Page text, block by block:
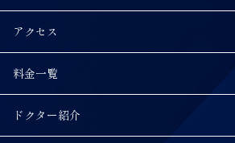
アクセス
料金一覧
ドクター紹介